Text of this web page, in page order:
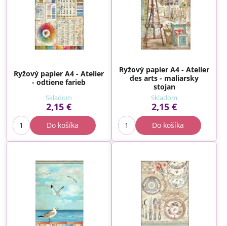
Ryžový papier A4 - Atelier
- odtiene farieb
Skladom
2,15 €
Do košíka
Ryžový papier A4 - Atelier
des arts - maliarsky
stojan
Skladom
2,15 €
Do košíka